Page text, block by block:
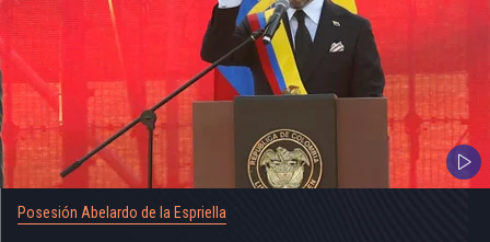
Posesión Abelardo de la Espriella